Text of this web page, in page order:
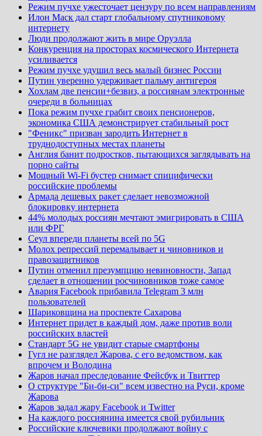
Режим пучхе ужесточает цензуру по всем направлениям
Илон Маск дал старт глобальному спутниковому
интернету
Люди продолжают жить в мире Оруэлла
Конкуренция на просторах космического Интернета
усиливается
Режим пучхе удушил весь малый бизнес России
Путин уверенно удерживает пальму антигероя
Хохлам две пенсии+безвиз, а россиянам электронные
очереди в больницах
Пока режим пучхе грабит своих пенсионеров,
экономика США демонстрирует стабильный рост
"Феникс" призван зародить Интернет в
труднодоступных местах планеты
Англия банит подростков, пытающихся заглядывать на
порно сайты
Мощный Wi-Fi бустер снимает спицифически
российские проблемы
Армада дешевых ракет сделает невозможной
блокировку интернета
44% молодых россиян мечтают эмигрировать в США
или ФРГ
Сеул впереди планеты всей по 5G
Молох репрессий перемалывает и чиновников и
правозащитников
Путин отменил презумпцию невиновности, Запад
сделает в отношении росчиновников тоже самое
Авария Facebook прибавила Telegram 3 млн
пользователей
Шариковщина на проспекте Сахарова
Интернет придет в каждый дом, даже против воли
российских властей
Стандарт 5G не увидит старые смартфоны
Гугл не разглядел Жарова, с его ведомством, как
впрочем и Володина
Жаров начал преследование Фейсбук и Твиттер
О структуре "Би-би-си" всем известно на Руси, кроме
Жарова
Жаров задал жару Facebook и Twitter
На каждого россиянина имеется свой рубильник
Российские ключевики продолжают войну с